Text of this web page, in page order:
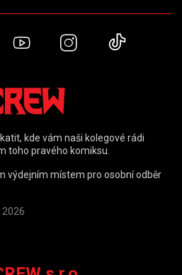
YouTubeInstagram
kde vám naši kolegové rádi
toho pravého komiksu.
výdejním místem pro osobní odběr
2026